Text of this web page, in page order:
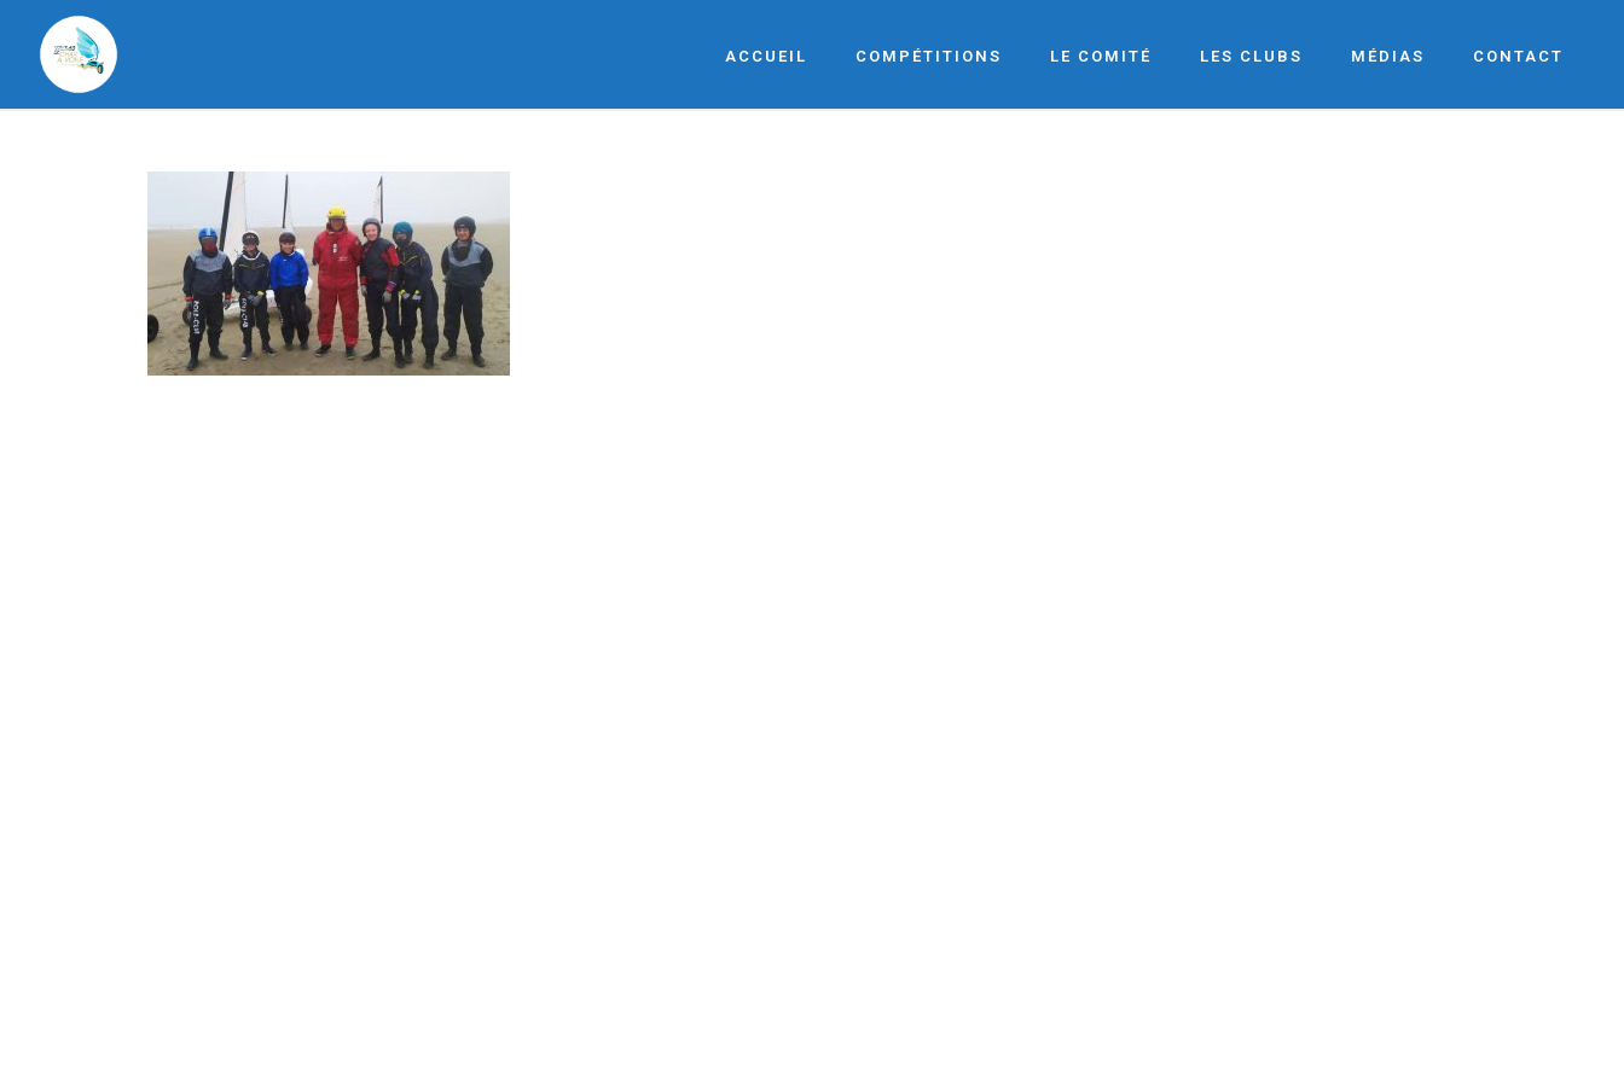
ACCUEIL COMPÉTITIONS LE COMITÉ LES CLUBS MÉDIAS CONTACT